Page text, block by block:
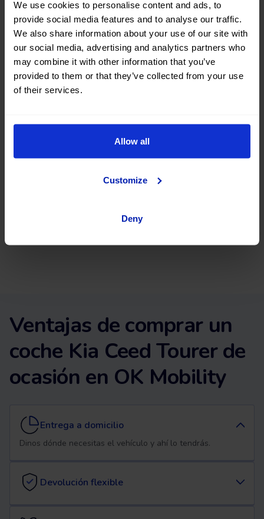
We use cookies to personalise content and ads, to
provide social media features and to analyse our traffic.
We also share information about your use of our site with
our social media, advertising and analytics partners who
may combine it with other information that you’ve
provided to them or that they’ve collected from your use
of their services.
Allow all
Customize
Deny
¿Estás pensando en comprar un coche Kia Ceed Tourer de
segunda mano? Has llegado al sitio adecuado. Tanto en la
web de OK Mobility como ennuestras stores de venta
encontrarás una gran variedad de coches de ocasión de la
marca Kia Ceed Tourer al mejor precio.
diferente carrocería, color, nº de puertas, combustible y tipo
según nº de kilómetros, precio total del vehículo o cuota de
financiación.
¿A qué esperas? Encuentra ahora tu próximo coche Kia
Ventajas de comprar un
coche Kia Ceed Tourer de
ocasión en OK Mobility
Entrega a domicilio
Dinos dónde necesitas el vehículo y ahí lo tendrás.
Devolución flexible